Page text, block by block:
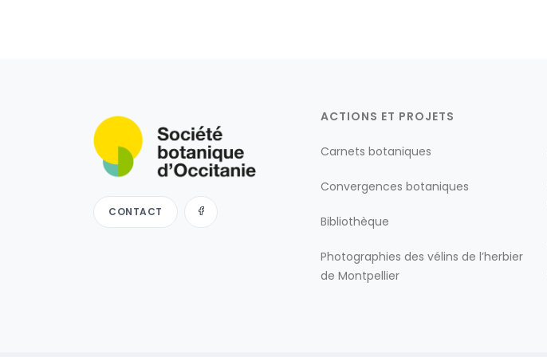
CONTACT
ACTIONS ET PROJETS
Carnets botaniques
Convergences botaniques
Bibliothèque
Photographies des vélins de l’herbier
de Montpellier